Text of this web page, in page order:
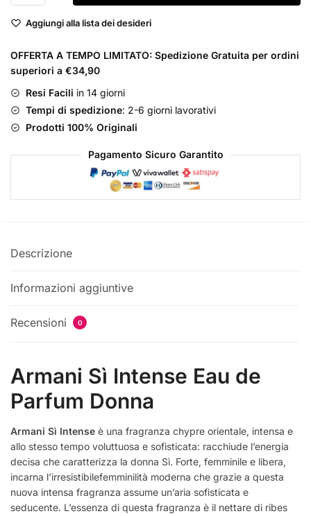
Eau
Parfum
Donna
quantità
Aggiungi alla lista dei desideri
OFFERTA A TEMPO LIMITATO: Spedizione Gratuita per ordini
superiori a €34,90
Resi Facili in 14 giorni
Tempi di spedizione: 2-6 giorni lavorativi
Prodotti 100% Originali
Pagamento Sicuro Garantito
Descrizione
Informazioni aggiuntive
Recensioni 0
Armani Sì Intense Eau de
Parfum Donna
Armani Sì Intense è una fragranza chypre orientale, intensa e
allo stesso tempo voluttuosa e sofisticata: racchiude l’energia
decisa che caratterizza la donna Sì. Forte, femminile e libera,
incarna l’irresistibilefemminilità moderna che grazie a questa
nuova intensa fragranza assume un’aria sofisticata e
seducente. L’essenza di questa fragranza è il nettare di ribes